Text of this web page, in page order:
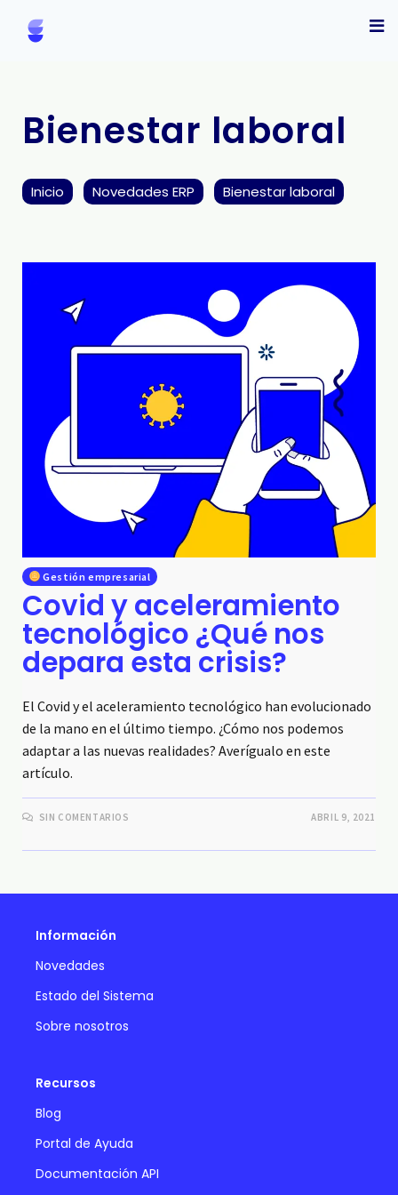
Bienestar laboral
Inicio Novedades ERP Bienestar laboral
Gestión empresarial
Covid y aceleramiento
tecnológico ¿Qué nos
depara esta crisis?
El Covid y el aceleramiento tecnológico han evolucionado
de la mano en el último tiempo. ¿Cómo nos podemos
adaptar a las nuevas realidades? Averígualo en este
artículo.
SIN COMENTARIOS ABRIL 9, 2021
Información
Novedades
Estado del Sistema
Sobre nosotros
Recursos
Blog
Portal de Ayuda
Documentación API